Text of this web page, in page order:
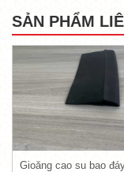
THÔNG TIN
CÔNG TY
Địa chỉ:70
TP Hồ Chí Minh
MST:
Đầu Tư TP HCM
Hỗ trợ trực
SẢN PHẨM
Gioăng cao su bao